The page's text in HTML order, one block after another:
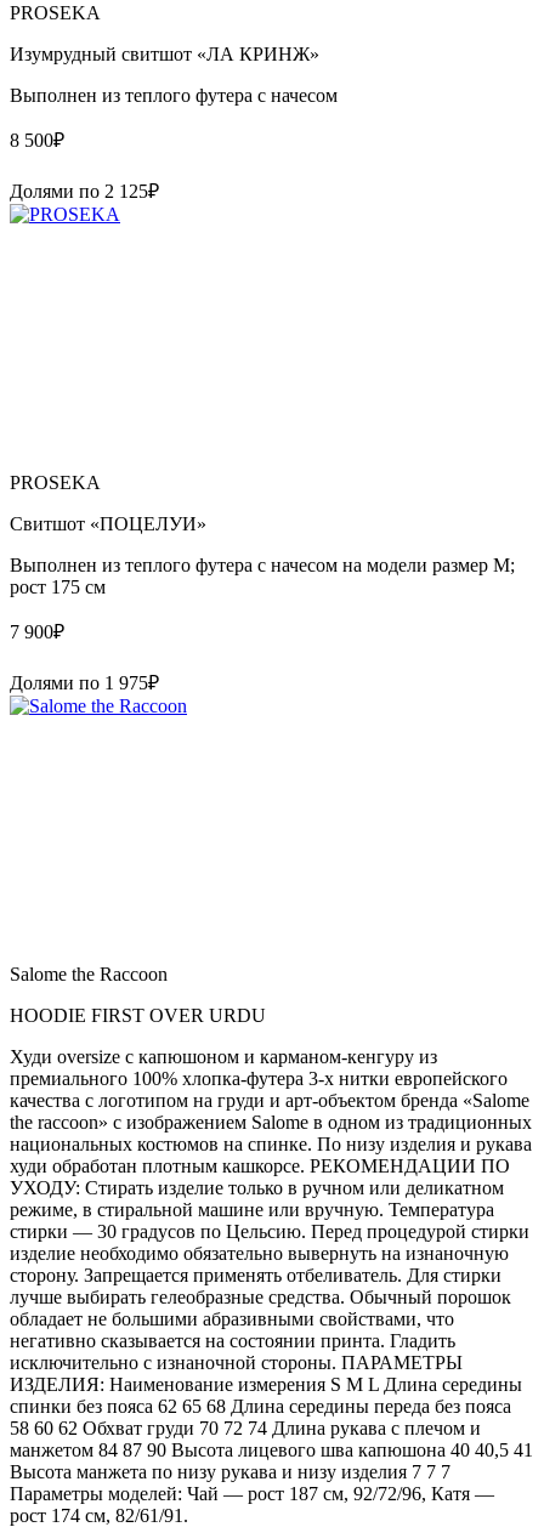
PROSEKA
Изумрудный свитшот «ЛА КРИНЖ»
Выполнен из теплого футера с начесом
8 500₽
Долями по 2 125₽
PROSEKA
Свитшот «ПОЦЕЛУИ»
Выполнен из теплого футера с начесом на модели размер М;
рост 175 см
7 900₽
Долями по 1 975₽
Salome the Raccoon
HOODIE FIRST OVER URDU
Худи oversize с капюшоном и карманом-кенгуру из
премиального 100% хлопка-футера 3-х нитки европейского
качества с логотипом на груди и арт-объектом бренда «Salome
the raccoon» с изображением Salome в одном из традиционных
национальных костюмов на спинке. По низу изделия и рукава
худи обработан плотным кашкорсе. РЕКОМЕНДАЦИИ ПО
УХОДУ: Стирать изделие только в ручном или деликатном
режиме, в стиральной машине или вручную. Температура
стирки — 30 градусов по Цельсию. Перед процедурой стирки
изделие необходимо обязательно вывернуть на изнаночную
сторону. Запрещается применять отбеливатель. Для стирки
лучше выбирать гелеобразные средства. Обычный порошок
обладает не большими абразивными свойствами, что
негативно сказывается на состоянии принта. Гладить
исключительно с изнаночной стороны. ПАРАМЕТРЫ
ИЗДЕЛИЯ: Наименование измерения S M L Длина середины
спинки без пояса 62 65 68 Длина середины переда без пояса
58 60 62 Обхват груди 70 72 74 Длина рукава с плечом и
манжетом 84 87 90 Высота лицевого шва капюшона 40 40,5 41
Высота манжета по низу рукава и низу изделия 7 7 7
Параметры моделей: Чай — рост 187 см, 92/72/96, Катя —
рост 174 см, 82/61/91.